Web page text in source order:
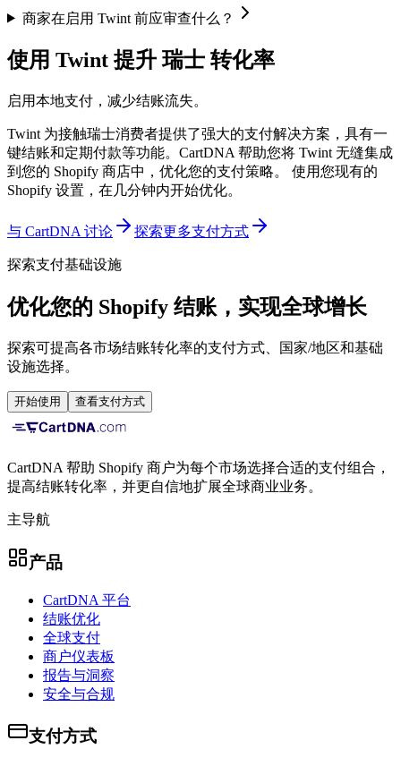
商家在启用 Twint 前应审查什么？
使用 Twint 提升 瑞士 转化率
启用本地支付，减少结账流失。
Twint 为接触瑞士消费者提供了强大的支付解决方案，具有一
键结账和定期付款等功能。CartDNA 帮助您将 Twint 无缝集成
到您的 Shopify 商店中，优化您的支付策略。
使用您现有的
Shopify 设置，在几分钟内开始优化。
与 CartDNA 讨论 探索更多支付方式
探索支付基础设施
优化您的 Shopify 结账，实现全球增长
探索可提高各市场结账转化率的支付方式、国家/地区和基础
设施选择。
开始使用 查看支付方式
CartDNA 帮助 Shopify 商户为每个市场选择合适的支付组合，
提高结账转化率，并更自信地扩展全球商业业务。
主导航
产品
CartDNA 平台
结账优化
全球支付
商户仪表板
报告与洞察
安全与合规
支付方式